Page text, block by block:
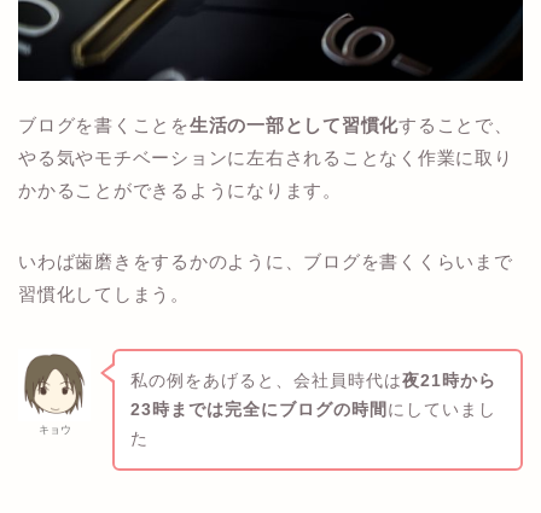
ブログを書くことを生活の一部として習慣化することで、
やる気やモチベーションに左右されることなく作業に取り
かかることができるようになります。
いわば歯磨きをするかのように、ブログを書くくらいまで
習慣化してしまう。
キョウ
私の例をあげると、会社員時代は夜21時から
23時までは完全にブログの時間 にしていまし
た